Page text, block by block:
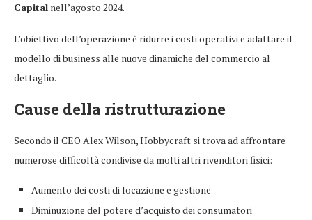
Capital nell’agosto 2024.
L’obiettivo dell’operazione è ridurre i costi operativi e adattare il
modello di business alle nuove dinamiche del commercio al
dettaglio.
Cause della ristrutturazione
Secondo il CEO Alex Wilson, Hobbycraft si trova ad affrontare
numerose difficoltà condivise da molti altri rivenditori fisici:
Aumento dei costi di locazione e gestione
Diminuzione del potere d’acquisto dei consumatori